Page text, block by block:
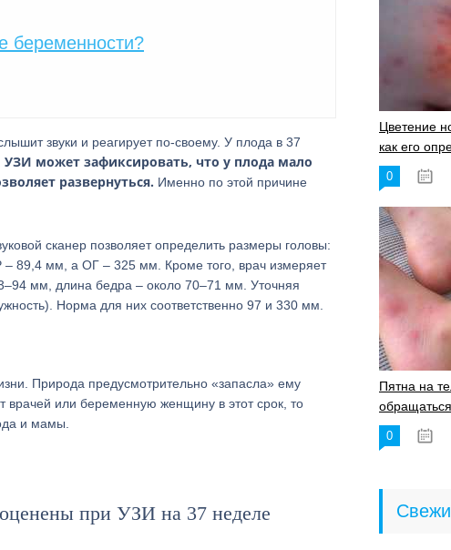
беременности?
звуки и реагирует по-своему. У плода в 37
УЗИ может зафиксировать, что у плода мало
развернуться. Именно по этой причине
сканер позволяет определить размеры головы:
89,4 мм, а ОГ – 325 мм. Кроме того, врач измеряет
мм, длина бедра – около 70–71 мм. Уточняя
Норма для них соответственно 97 и 330 мм.
Природа предусмотрительно «запасла» ему
врачей или беременную женщину в этот срок, то
и мамы.
при УЗИ на 37 неделе
Цветение
как его
0
Пятна на
0